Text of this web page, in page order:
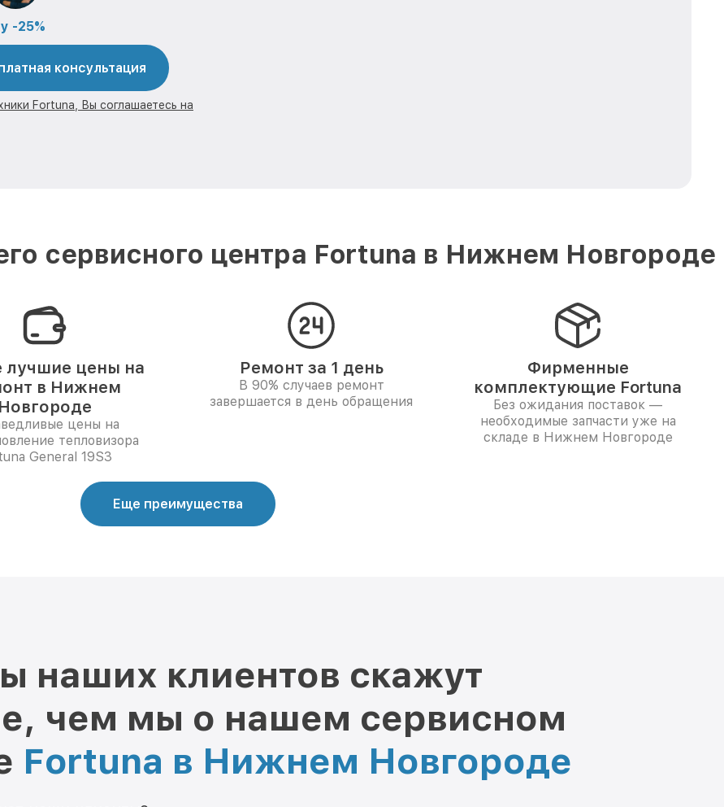
-25%
консультация
Fortuna, Вы соглашаетесь на
сервисного центра Fortuna в Нижнем Новгороде
цены на
в Нижнем
Новгороде
цены на
тепловизора
General 19S3
Ремонт за 1 день
В 90% случаев ремонт
завершается в день обращения
Фирменные
комплектующие Fortuna
Без ожидания поставок —
необходимые запчасти уже на
складе в Нижнем Новгороде
Еще преимущества
наших клиентов скажут
чем мы о нашем сервисном
Fortuna в Нижнем Новгороде